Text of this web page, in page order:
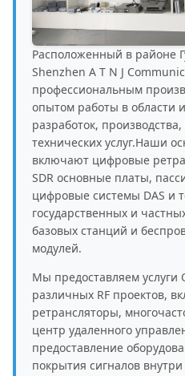
Расположенный в районе
Shenzhen A T N J
профессиональным
опытом работы в области
разработок,
технических услуг.Наши
включают цифровые
SDR основные платы,
цифровые системы DAS и
государственных и
базовых станций и
модулей.
Мы предоставляем услуги
различных RF проектов,
ретрансляторы,
центр удаленного
предоставление
покрытия сигналов